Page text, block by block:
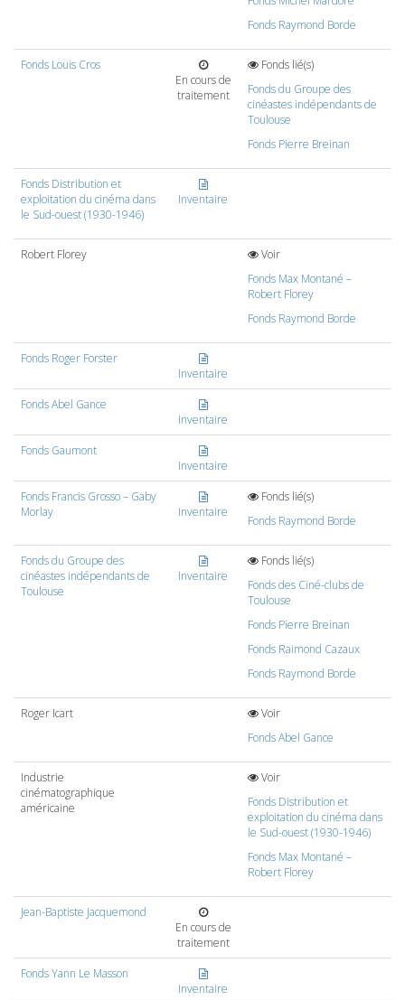
Fonds Raymond Borde
Fonds Louis Cros
En cours de
traitement
Fonds lié(s)
Fonds du Groupe des
cinéastes indépendants de
Toulouse
Fonds Pierre Breinan
Fonds Distribution et
exploitation du cinéma dans
le Sud-ouest (1930-1946)
Inventaire
Robert Florey
Voir
Fonds Max Montané –
Robert Florey
Fonds Raymond Borde
Fonds Roger Forster
Inventaire
Fonds Abel Gance
Inventaire
Fonds Gaumont
Inventaire
Fonds Francis Grosso – Gaby
Morlay
Inventaire
Fonds lié(s)
Fonds Raymond Borde
Fonds du Groupe des
cinéastes indépendants de
Toulouse
Inventaire
Fonds lié(s)
Fonds des Ciné-clubs de
Toulouse
Fonds Pierre Breinan
Fonds Raimond Cazaux
Fonds Raymond Borde
Roger Icart
Voir
Fonds Abel Gance
Industrie
cinématographique
américaine
Voir
Fonds Distribution et
exploitation du cinéma dans
le Sud-ouest (1930-1946)
Fonds Max Montané –
Robert Florey
Jean-Baptiste Jacquemond
En cours de
traitement
Fonds Yann Le Masson
Inventaire